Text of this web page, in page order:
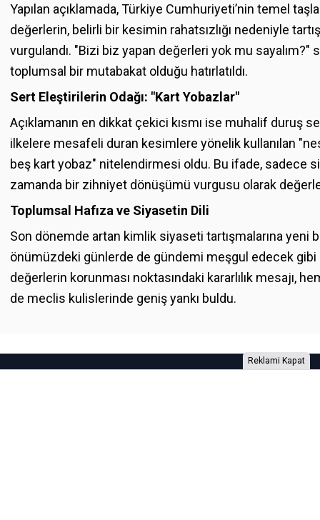
Yapılan açıklamada, Türkiye Cumhuriyeti’nin temel
değerlerin, belirli bir kesimin rahatsızlığı nedeniyle
vurgulandı. "Bizi biz yapan değerleri yok mu sayalım?"
toplumsal bir mutabakat olduğu hatırlatıldı.
Sert Eleştirilerin Odağı: "Kart Yobazlar"
Açıklamanın en dikkat çekici kısmı ise muhalif duruş
ilkelere mesafeli duran kesimlere yönelik kullanılan
beş kart yobaz" nitelendirmesi oldu. Bu ifade, sadece
zamanda bir zihniyet dönüşümü vurgusu olarak
Toplumsal Hafıza ve Siyasetin Dili
Son dönemde artan kimlik siyaseti tartışmalarına yeni
önümüzdeki günlerde de gündemi meşgul edecek gibi
değerlerin korunması noktasındaki kararlılık mesajı,
de meclis kulislerinde geniş yankı buldu.
Reklami Kapat